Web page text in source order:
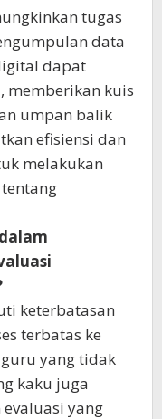
tugas
data
dapat
memberikan kuis
umpan balik
efisiensi dan
melakukan
keterbatasan
terbatas ke
yang tidak
kaku juga
yang